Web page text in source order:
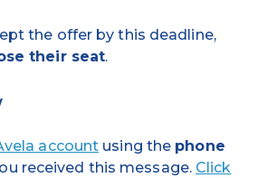
the offer by this deadline,
their seat.
account using the phone
received this message. Click